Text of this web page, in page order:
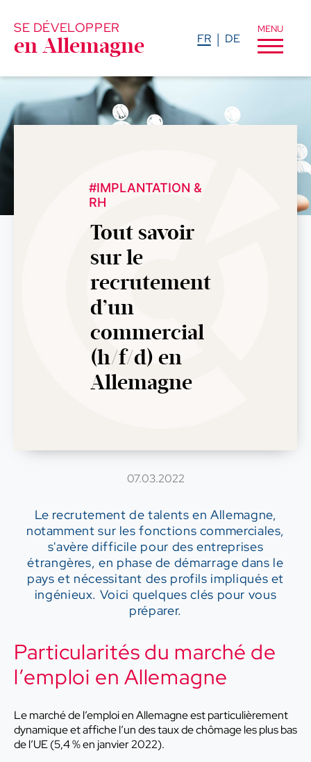
SE DÉVELOPPER
en Allemagne FR DE
MENU
#IMPLANTATION &
RH
Tout savoir
sur le
recrutement
d’un
commercial
(h/f/d) en
Allemagne
07.03.2022
Le recrutement de talents en Allemagne,
notamment sur les fonctions commerciales,
s'avère difficile pour des entreprises
étrangères, en phase de démarrage dans le
pays et nécessitant des profils impliqués et
ingénieux. Voici quelques clés pour vous
préparer.
Particularités du marché de
l’emploi en Allemagne
Le marché de l’emploi en Allemagne est particulièrement
dynamique et affiche l’un des taux de chômage les plus bas
de l’UE (5,4 % en janvier 2022).